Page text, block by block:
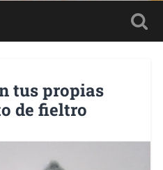
tus propias
de fieltro